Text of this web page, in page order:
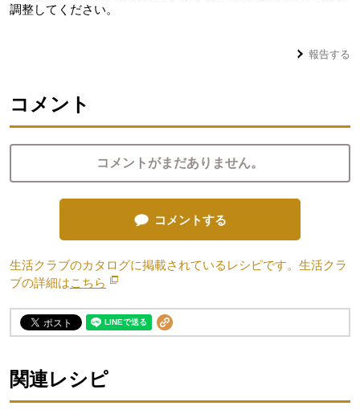
調整してください。
報告する
コメント
コメントがまだありません。
コメントする
生活クラブのカタログに掲載されているレシピです。生活クラ
ブの詳細はこちら 別のウィンドウで開きます。
関連レシピ